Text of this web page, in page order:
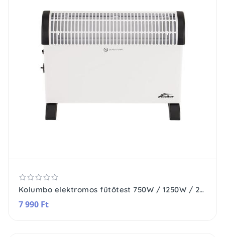
Kolumbo elektromos fűtőtest 750W / 1250W / 2000W
7 990 Ft